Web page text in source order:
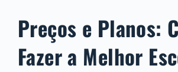
Preços e Planos:
Fazer a Melhor